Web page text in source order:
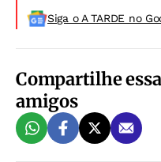
Siga o A TARDE no
Compartilhe
amigos